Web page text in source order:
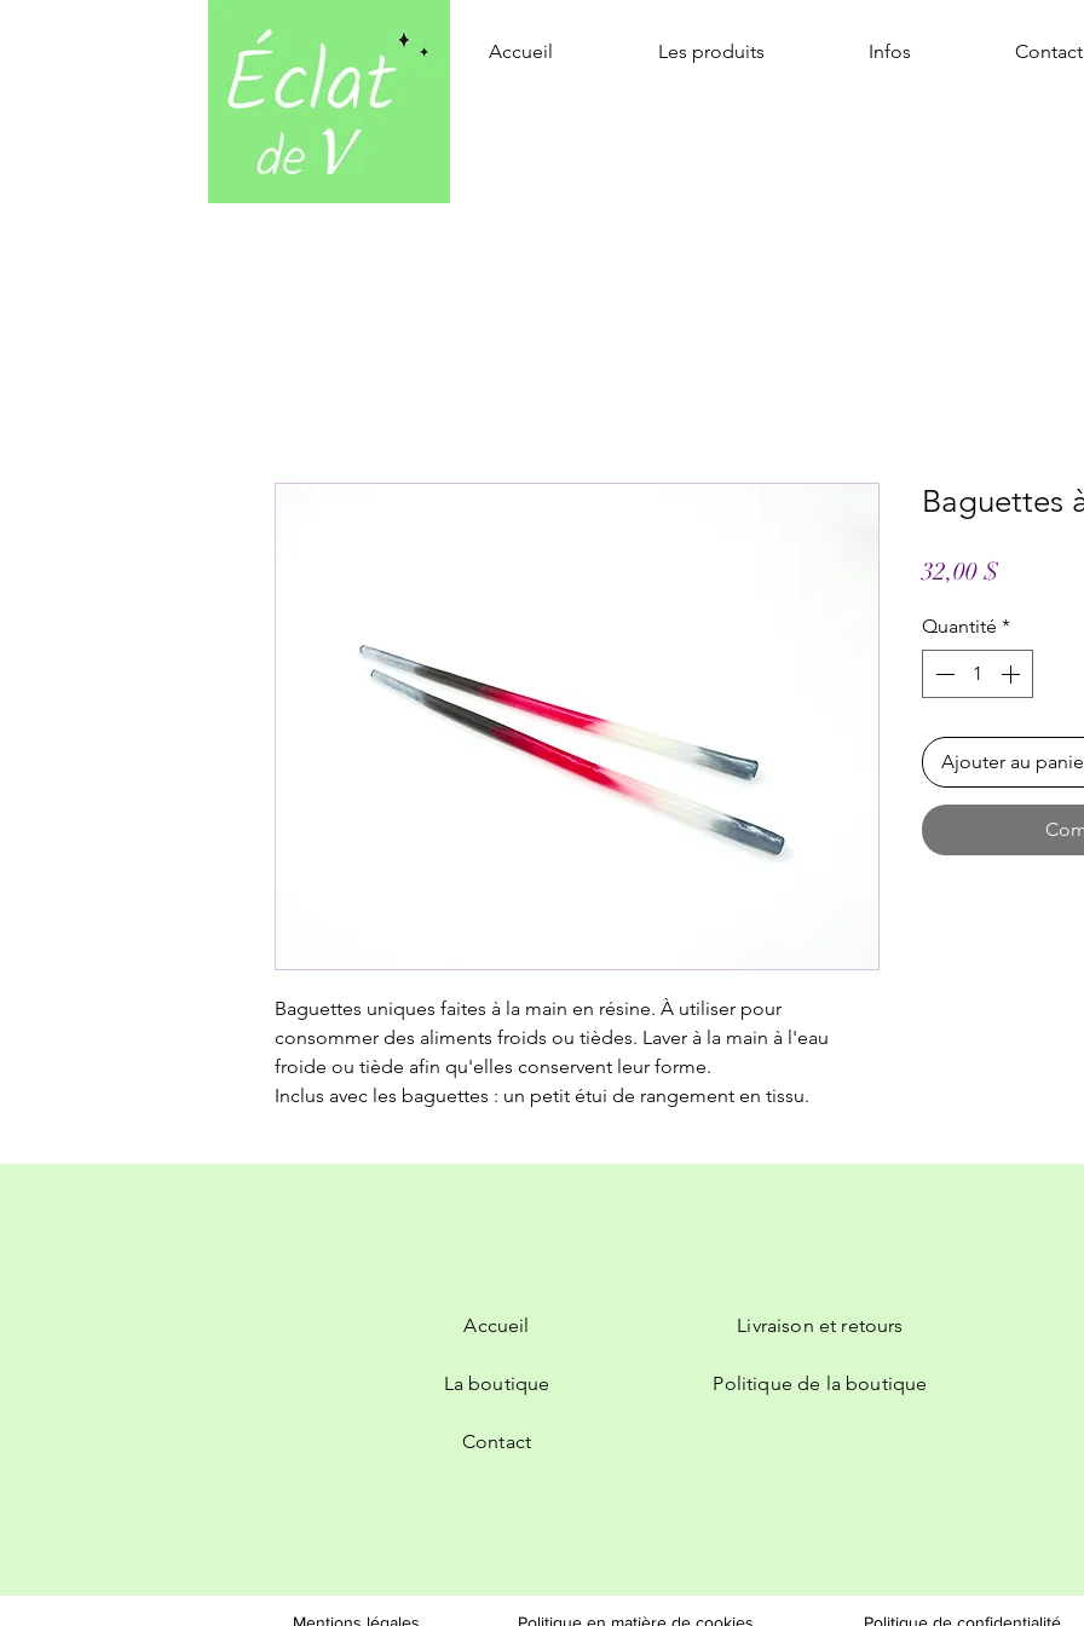
Accueil Les produits Infos Contact
Baguettes uniques faites à la main en résine. À utiliser pour
consommer des aliments froids ou tièdes. Laver à la main à l'eau
froide ou tiède afin qu'elles conservent leur forme.
Inclus avec les baguettes : un petit étui de rangement en tissu.
Baguettes
32,00 $
Quantité *
Ajouter au
Accueil
La boutique
Contact
Livraison et retours
Politique de la boutique